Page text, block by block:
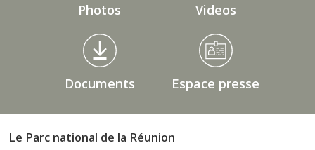
Photos Videos
Documents Espace presse
Le Parc national de la Réunion